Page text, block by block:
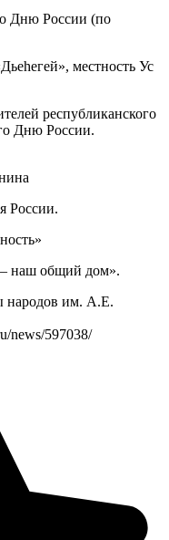
Дню России (по
местность Ус
республиканского
Дню России.
России.
наш общий дом».
народов им. А.Е.
news/597038/